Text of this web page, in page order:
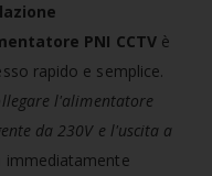
PNI CCTVè
rapido e semplice.
l'alimentatore
da 230V e l'uscita a